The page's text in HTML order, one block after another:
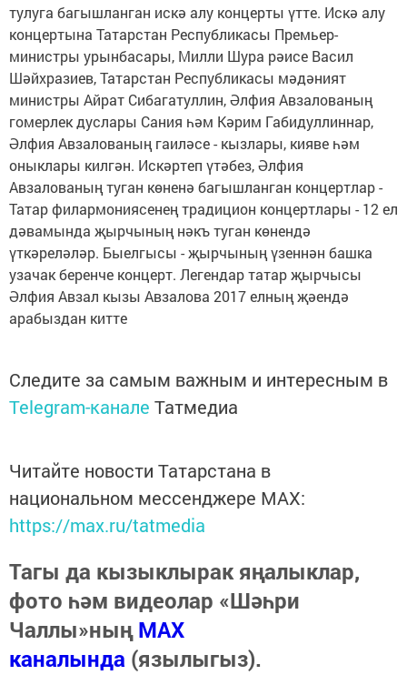
тулуга багышланган искә алу концерты үтте. Искә алу
концертына Татарстан Республикасы Премьер-
министры урынбасары, Милли Шура рәисе Васил
Шәйхразиев, Татарстан Республикасы мәдәният
министры Айрат Сибагатуллин, Әлфия Авзалованың
гомерлек дуслары Сания һәм Кәрим Габидуллиннар,
Әлфия Авзалованың гаиләсе - кызлары, кияве һәм
оныклары килгән. Искәртеп үтәбез, Әлфия
Авзалованың туган көненә багышланган концертлар -
Татар филармониясенең традицион концертлары - 12 ел
дәвамында җырчының нәкъ туган көнендә
үткәреләләр. Быелгысы - җырчының үзеннән башка
узачак беренче концерт. Легендар татар җырчысы
Әлфия Авзал кызы Авзалова 2017 елның җәендә
арабыздан китте
Следите за самым важным и интересным в
Telegram-канале Татмедиа
Читайте новости Татарстана в
национальном мессенджере MАХ:
https://max.ru/tatmedia
Тагы да кызыклырак яңалыклар,
фото һәм видеолар «Шәһри
Чаллы»ныңMAX
каналында (язылыгыз).